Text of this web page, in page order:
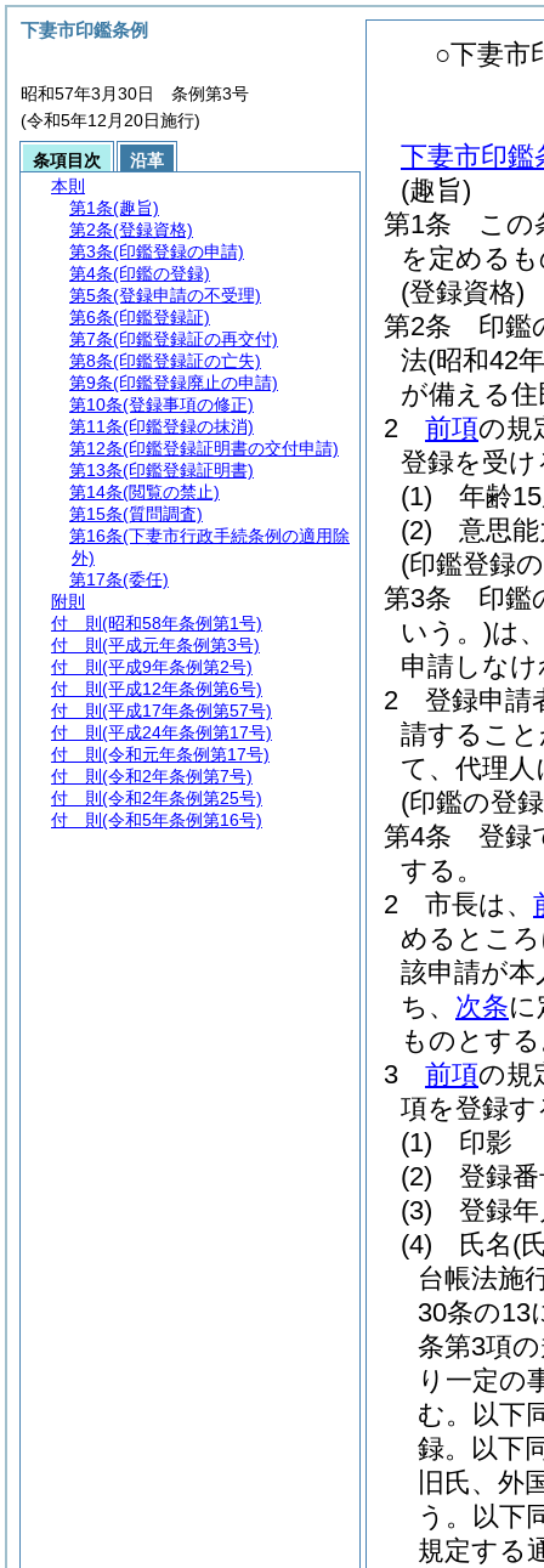
○下妻市
下妻市印鑑
(趣旨)
第1条
この
を定める
(登録資格)
第2条
印鑑
法(昭和42
が備える
2
前項の規
登録を受
(1)
年齢
(2)
意思
(印鑑登録
第3条
印鑑
いう。)は
申請しな
2
登録申請
請するこ
て、代理
(印鑑の登
第4条
登録
する。
2
市長は、
めるとこ
該申請が
ち、 次条に
ものとす
3
前項の規
項を登録
(1)
印影
(2)
登録
(3)
登録
(4)
氏名(
台帳法施
30条の13
条第3項
り一定の
む。以下
録。以下
旧氏、外
う。以下
規定する
下妻市印鑑条例
昭和57年3月30日 条例第3号
(令和5年12月20日施行)
条項目次
沿革
本則
第1条(趣旨)
第2条(登録資格)
第3条(印鑑登録の申請)
第4条(印鑑の登録)
第5条(登録申請の不受理)
第6条(印鑑登録証)
第7条(印鑑登録証の再交付)
第8条(印鑑登録証の亡失)
第9条(印鑑登録廃止の申請)
第10条(登録事項の修正)
第11条(印鑑登録の抹消)
第12条(印鑑登録証明書の交付申請)
第13条(印鑑登録証明書)
第14条(閲覧の禁止)
第15条(質問調査)
第16条(下妻市行政手続条例の適用除
外)
第17条(委任)
附則
付 則 (昭和58年条例第1号)
付 則 (平成元年条例第3号)
付 則 (平成9年条例第2号)
付 則 (平成12年条例第6号)
付 則 (平成17年条例第57号)
付 則 (平成24年条例第17号)
付 則 (令和元年条例第17号)
付 則 (令和2年条例第7号)
付 則 (令和2年条例第25号)
付 則 (令和5年条例第16号)